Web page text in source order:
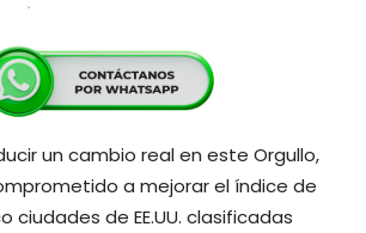
un cambio real en este Orgullo,
a mejorar el índice de
ciudades de EE.UU. clasificadas